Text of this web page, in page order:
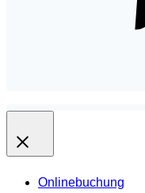
Onlinebuchung